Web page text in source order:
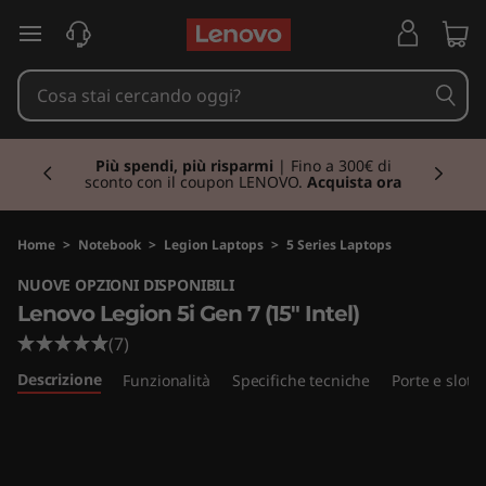
e
n
v
o
L
e
g
passa a contenuto principale
Più spendi, più risparmi | Fino a 300€ di
sconto con il coupon LENOVO. Acquista ora
Home > Notebook > Legion Laptops > 5 Series Laptops
NUOVE OPZIONI DISPONIBILI
Lenovo Legion 5i Gen 7 (15" Intel)
(7)
Descrizione Funzionalità Specifiche tecniche Porte e slot